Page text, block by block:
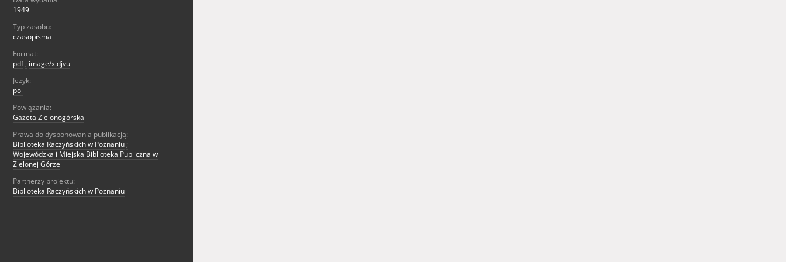
1949
Typ zasobu:
czasopisma
Format:
pdf ; image/x.djvu
Jezyk:
pol
Powiązania:
Gazeta Zielonogórska
Prawa do dysponowania publikacją:
Biblioteka Raczyńskich w Poznaniu ;
Wojewódzka i Miejska Biblioteka Publiczna w
Zielonej Górze
Partnerzy projektu:
Biblioteka Raczyńskich w Poznaniu